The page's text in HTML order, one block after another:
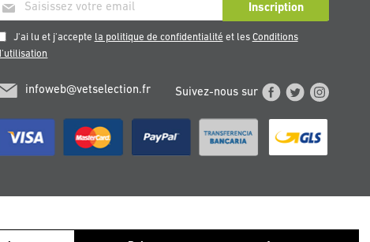
Inscription
Inscription
J'ai lu et j'accepte la politique de confidentialité et les Conditions
infoweb@vetselection.fr Suivez-nous sur
ÖSTERREICH PORTUGAL